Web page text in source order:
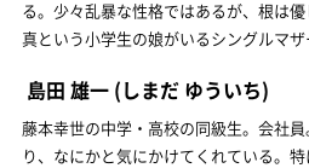
る。少々乱暴な性格ではあるが、根は
真という小学生の娘がいるシングルマザ
島田 雄一 (しまだ ゆういち)
藤本幸世の中学・高校の同級生。会社
り、なにかと気にかけてくれている。